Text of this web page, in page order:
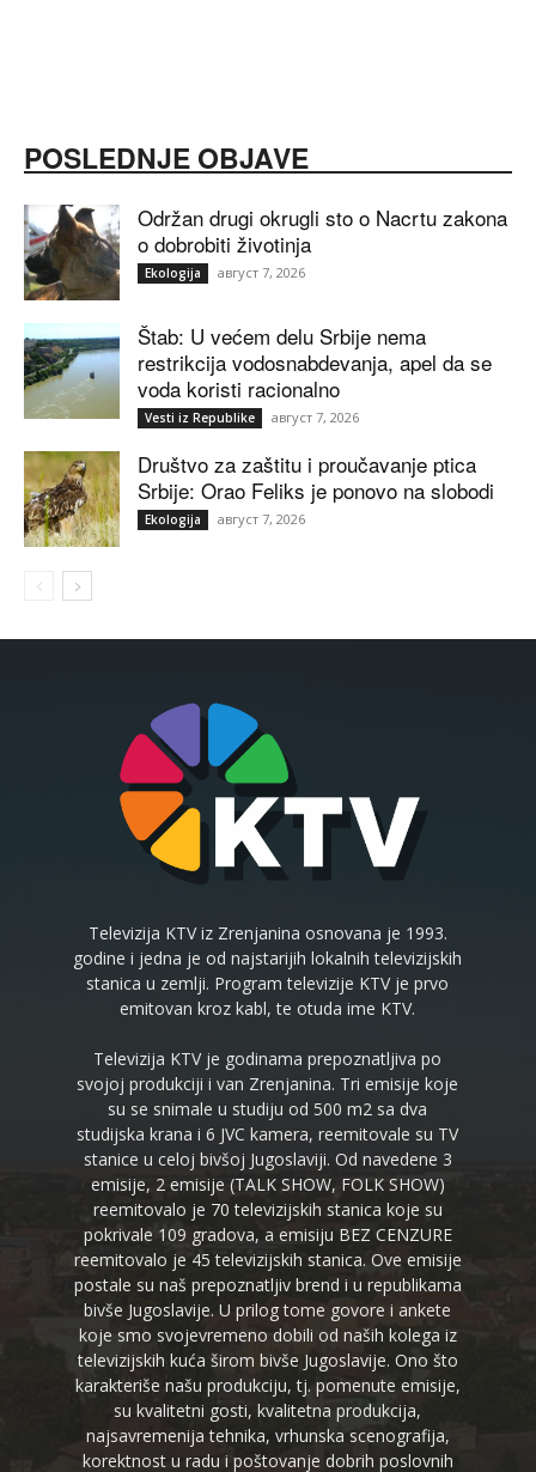
POSLEDNJE OBJAVE
Održan drugi okrugli sto o Nacrtu zakona
o dobrobiti životinja
Ekologija август 7, 2026
Štab: U većem delu Srbije nema
restrikcija vodosnabdevanja, apel da se
voda koristi racionalno
Vesti iz Republike август 7, 2026
Društvo za zaštitu i proučavanje ptica
Srbije: Orao Feliks je ponovo na slobodi
Ekologija август 7, 2026
Televizija KTV iz Zrenjanina osnovana je 1993.
godine i jedna je od najstarijih lokalnih televizijskih
stanica u zemlji. Program televizije KTV je prvo
emitovan kroz kabl, te otuda ime KTV.
Televizija KTV je godinama prepoznatljiva po
svojoj produkciji i van Zrenjanina. Tri emisije koje
su se snimale u studiju od 500 m2 sa dva
studijska krana i 6 JVC kamera, reemitovale su TV
stanice u celoj bivšoj Jugoslaviji. Od navedene 3
emisije, 2 emisije (TALK SHOW, FOLK SHOW)
reemitovalo je 70 televizijskih stanica koje su
pokrivale 109 gradova, a emisiju BEZ CENZURE
reemitovalo je 45 televizijskih stanica. Ove emisije
postale su naš prepoznatljiv brend i u republikama
bivše Jugoslavije. U prilog tome govore i ankete
koje smo svojevremeno dobili od naših kolega iz
televizijskih kuća širom bivše Jugoslavije. Ono što
karakteriše našu produkciju, tj. pomenute emisije,
su kvalitetni gosti, kvalitetna produkcija,
najsavremenija tehnika, vrhunska scenografija,
korektnost u radu i poštovanje dobrih poslovnih